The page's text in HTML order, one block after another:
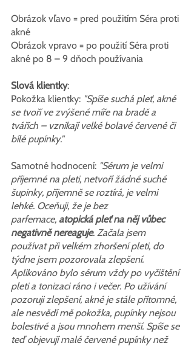
Obrázok vľavo = pred použitím Séra proti
akné
Obrázok vpravo = po použití Séra proti
akné po 8 – 9 dňoch používania
Slová klientky:
Pokožka klientky: "Spíše suchá pleť, akné
se tvoří ve zvýšené míře na bradě a
tvářích – vznikají velké bolavé červené či
bílé pupínky."
Samotné hodnocení: "Sérum je velmi
příjemné na pleti, netvoří žádné suché
šupinky, příjemně se roztírá, je velmi
lehké. Oceňuji, že je bez
parfemace, atopická pleť na něj vůbec
negativně nereaguje. Začala jsem
používat při velkém zhoršení pleti, do
týdne jsem pozorovala zlepšení.
Aplikováno bylo sérum vždy po vyčištění
pleti a tonizaci ráno i večer. Po užívání
pozoruji zlepšení, akné je stále přítomné,
ale nesvědí mě pokožka, pupínky nejsou
bolestivé a jsou mnohem menší. Spíše se
teď objevují malé červené pupínky než